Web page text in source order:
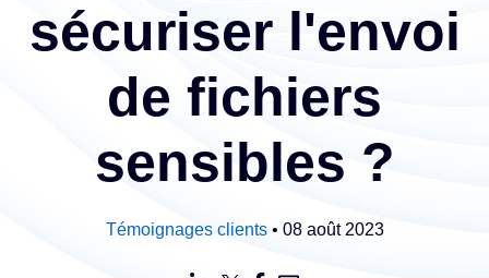
sécuriser l'envoi
de fichiers
sensibles ?
Témoignages clients• 08 août 2023